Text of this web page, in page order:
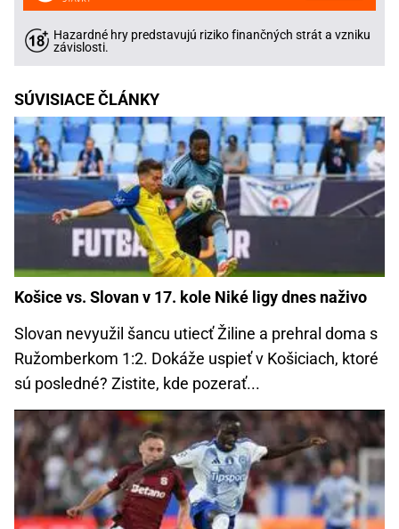
Hazardné hry predstavujú riziko finančných strát a vzniku
závislosti.
SÚVISIACE ČLÁNKY
Košice vs. Slovan v 17. kole Niké ligy dnes naživo
Slovan nevyužil šancu utiecť Žiline a prehral doma s
Ružomberkom 1:2. Dokáže uspieť v Košiciach, ktoré
sú posledné? Zistite, kde pozerať...